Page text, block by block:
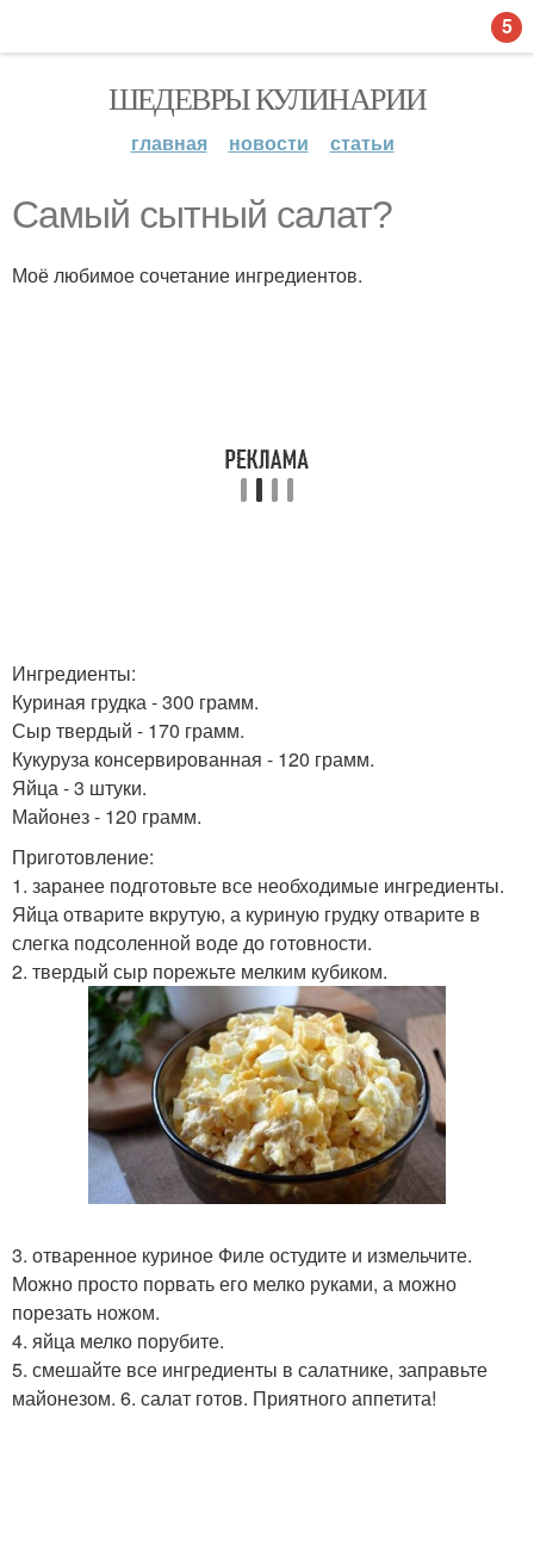
ШЕДЕВРЫ КУЛИНАРИИ
главная новости статьи
Самый сытный салат?
Моё любимое сочетание ингредиентов.
Ингредиенты:
Куриная грудка - 300 грамм.
Сыр твердый - 170 грамм.
Кукуруза консервированная - 120 грамм.
Яйца - 3 штуки.
Майонез - 120 грамм.
Приготовление:
1. заранее подготовьте все необходимые ингредиенты.
Яйца отварите вкрутую, а куриную грудку отварите в
слегка подсоленной воде до готовности.
2. твердый сыр порежьте мелким кубиком.
3. отваренное куриное Филе остудите и измельчите.
Можно просто порвать его мелко руками, а можно
порезать ножом.
4. яйца мелко порубите.
5. смешайте все ингредиенты в салатнике, заправьте
майонезом. 6. салат готов. Приятного аппетита!
5